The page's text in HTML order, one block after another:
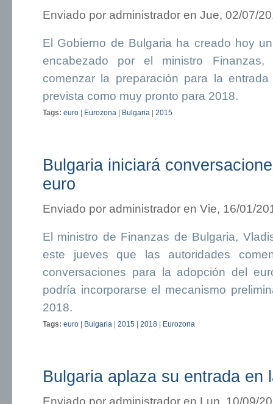
Enviado por administrador en Jue, 02/07/
El Gobierno de Bulgaria ha creado hoy
encabezado por el ministro Finanzas,
comenzar la preparación para la
prevista como muy pronto para 2018.
Tags: euro | Eurozona | Bulgaria | 2015
Bulgaria iniciará
euro
Enviado por administrador en Vie, 16/01/
El ministro de Finanzas de Bulgaria,
este jueves que las autoridades
conversaciones para la adopción del
podría incorporarse el mecanismo
2018.
Tags: euro | Bulgaria | 2015 | 2018 | Eurozona
Bulgaria aplaza su entrada en
Enviado por administrador en Lun, 10/09/